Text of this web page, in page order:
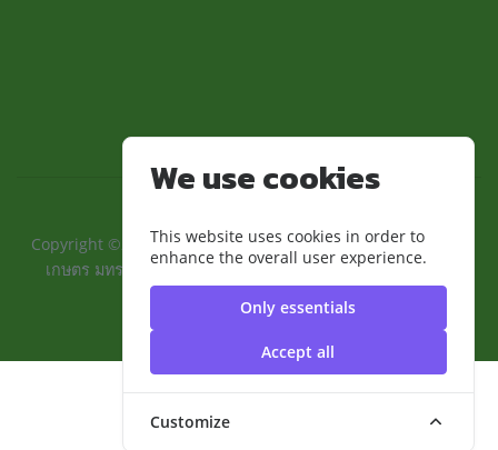
We use cookies
This website uses cookies in order to
enhance the overall user experience.
Only essentials
Accept all
Customize
Copyright ©2024 ::คณะเทคโนโลยีการเกษตรและอุตสาหกรรม
เกษตร มทร.สุวรรณภูมิ:: | มหาวิทยาลัยเทคโนโลยีราชมงคล